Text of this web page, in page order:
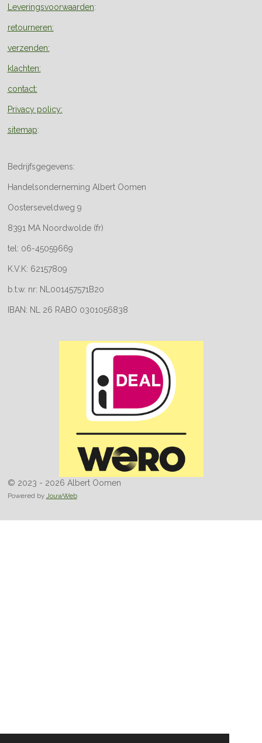
Leveringsvoorwaarden:
retourneren:
verzenden:
klachten:
contact:
Privacy policy:
sitemap:
Bedrijfsgegevens:
Handelsonderneming Albert Oomen
Oosterseveldweg 9
8391 MA Noordwolde (fr)
tel: 06-45059669
K.V.K: 62157809
b.t.w. nr: NL001457571B20
IBAN: NL 26 RABO 0301056838
© 2023 - 2026 Albert Oomen
Powered by JouwWeb